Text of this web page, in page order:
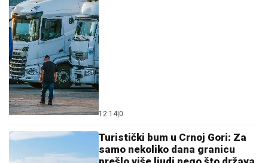
12:14 0
Turistički bum u Crnoj Gori: Za
samo nekoliko dana granicu